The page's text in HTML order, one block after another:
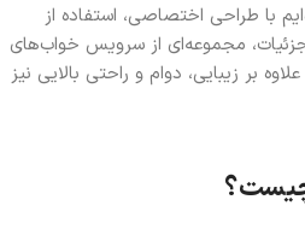
با طراحی اختصاصی، استفاده از
مجموعه‌ای از سرویس خواب‌های
بر زیبایی، دوام و راحتی بالایی نیز